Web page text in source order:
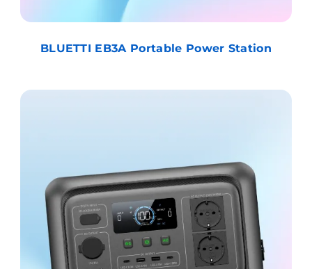
BLUETTI EB3A Portable Power Station